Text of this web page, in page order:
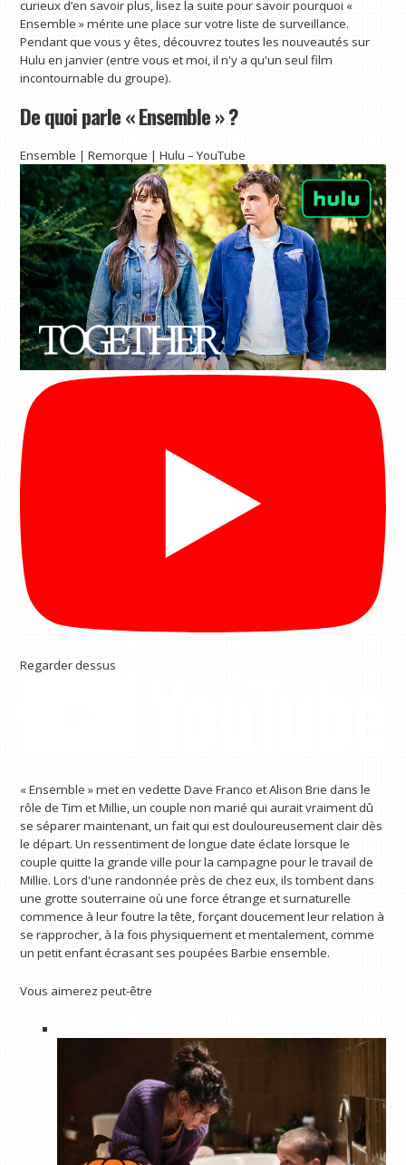
curieux d’en savoir plus, lisez la suite pour savoir pourquoi «
Ensemble » mérite une place sur votre liste de surveillance.
Pendant que vous y êtes, découvrez toutes les nouveautés sur
Hulu en janvier (entre vous et moi, il n'y a qu'un seul film
incontournable du groupe).
De quoi parle « Ensemble » ?
Ensemble | Remorque | Hulu – YouTube
Regarder dessus
« Ensemble » met en vedette Dave Franco et Alison Brie dans le
rôle de Tim et Millie, un couple non marié qui aurait vraiment dû
se séparer maintenant, un fait qui est douloureusement clair dès
le départ. Un ressentiment de longue date éclate lorsque le
couple quitte la grande ville pour la campagne pour le travail de
Millie. Lors d'une randonnée près de chez eux, ils tombent dans
une grotte souterraine où une force étrange et surnaturelle
commence à leur foutre la tête, forçant doucement leur relation à
se rapprocher, à la fois physiquement et mentalement, comme
un petit enfant écrasant ses poupées Barbie ensemble.
Vous aimerez peut-être